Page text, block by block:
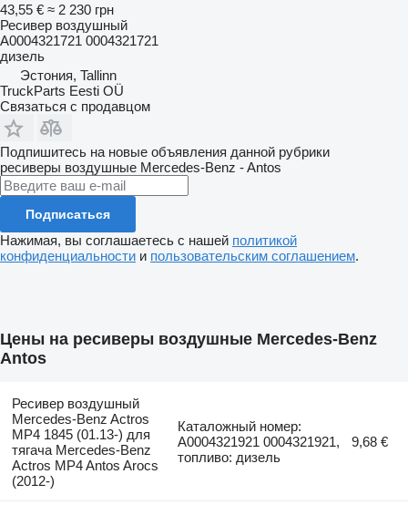
43,55 € ≈ 2 230 грн
Ресивер воздушный
A0004321721 0004321721
дизель
Эстония, Tallinn
TruckParts Eesti OÜ
Связаться с продавцом
Подпишитесь на новые объявления данной рубрики
ресиверы воздушные Mercedes-Benz - Antos
Подписаться
Нажимая, вы соглашаетесь с нашей политикой
конфиденциальности и пользовательским соглашением.
Цены на ресиверы воздушные Mercedes-Benz
Antos
Ресивер воздушный
Mercedes-Benz Actros
MP4 1845 (01.13-) для
тягача Mercedes-Benz
Actros MP4 Antos Arocs
(2012-)
Каталожный номер:
A0004321921 0004321921,
топливо: дизель
9,68 €